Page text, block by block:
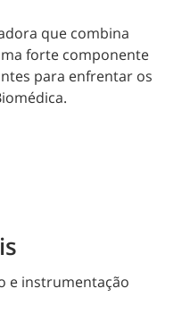
que combina
forte componente
para enfrentar os
e instrumentação